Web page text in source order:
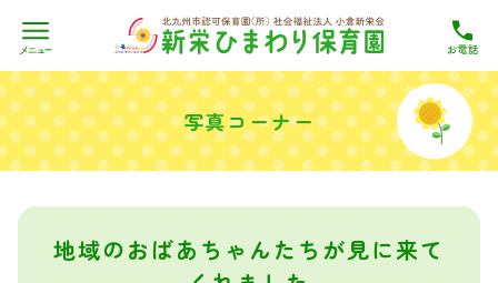
Skip
to
content
写真コーナー
地域のおばあちゃんたちが見に来て